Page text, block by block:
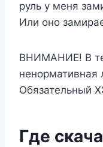
руль у меня
Или оно
ВНИМАНИЕ! В
ненормативная
Обязательный
Где